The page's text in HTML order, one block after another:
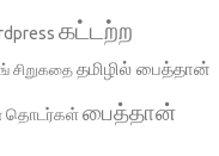
கட்டற்ற
சிறுகதை தமிழில் பைத்தான்
தொடர்கள்பைத்தான்